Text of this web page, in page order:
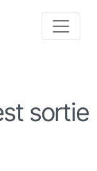
sortie